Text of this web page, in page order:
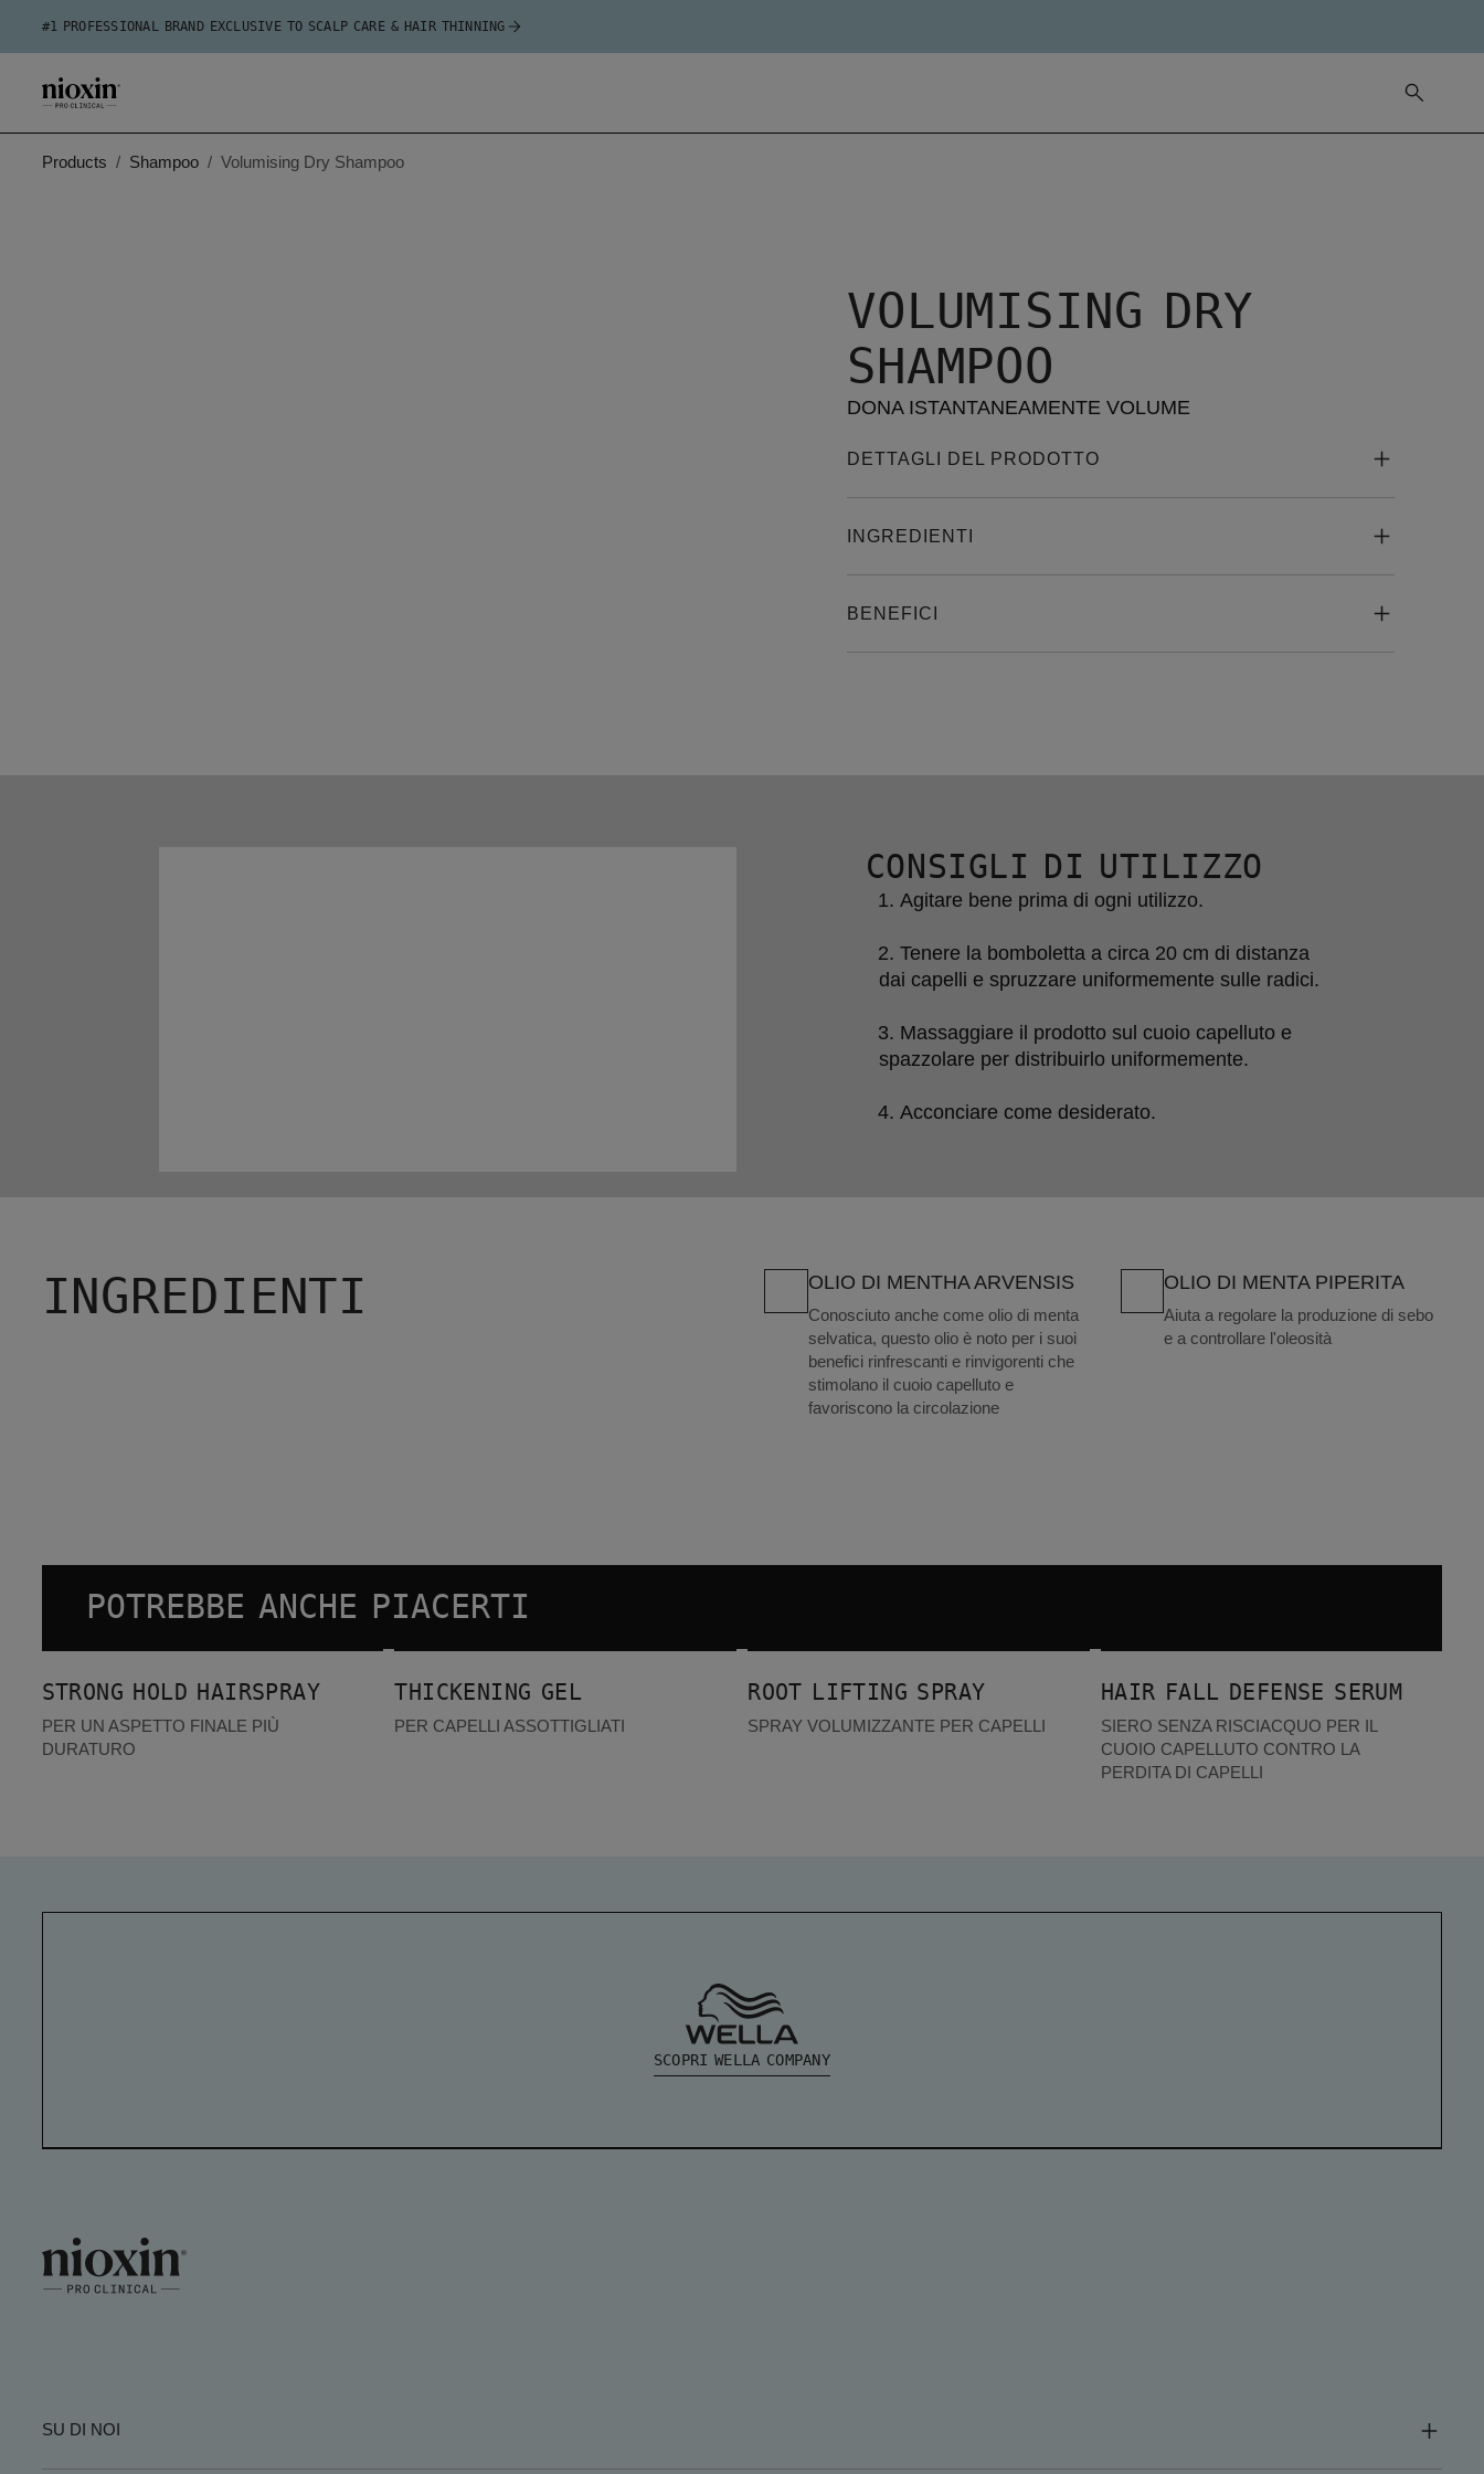
#1 PROFESSIONAL BRAND EXCLUSIVE TO SCALP CARE & HAIR THINNING
Products Shampoo Volumising Dry Shampoo
VOLUMISING DRY
SHAMPOO
DONA ISTANTANEAMENTE VOLUME
DETTAGLI DEL PRODOTTO
INGREDIENTI
BENEFICI
CONSIGLI DI UTILIZZO
Agitare bene prima di ogni utilizzo.
Tenere la bomboletta a circa 20 cm di distanza
dai capelli e spruzzare uniformemente sulle radici.
Massaggiare il prodotto sul cuoio capelluto e
spazzolare per distribuirlo uniformemente.
Acconciare come desiderato.
INGREDIENTI OLIO DI MENTHA ARVENSIS
Conosciuto anche come olio di menta
selvatica, questo olio è noto per i suoi
benefici rinfrescanti e rinvigorenti che
stimolano il cuoio capelluto e
favoriscono la circolazione
OLIO DI MENTA PIPERITA
Aiuta a regolare la produzione di sebo
e a controllare l'oleosità
POTREBBE ANCHE PIACERTI
Strong Hold Hairspray
STRONG HOLD HAIRSPRAY
PER UN ASPETTO FINALE PIÙ
DURATURO
Thickening Gel
THICKENING GEL
PER CAPELLI ASSOTTIGLIATI
Root Lifting Spray
ROOT LIFTING SPRAY
SPRAY VOLUMIZZANTE PER CAPELLI
Hair Fall Defense Serum
I PIÙ VENDUTI
HAIR FALL DEFENSE SERUM
SIERO SENZA RISCIACQUO PER IL
CUOIO CAPELLUTO CONTRO LA
PERDITA DI CAPELLI
SCOPRI WELLA COMPANY
SU DI NOI